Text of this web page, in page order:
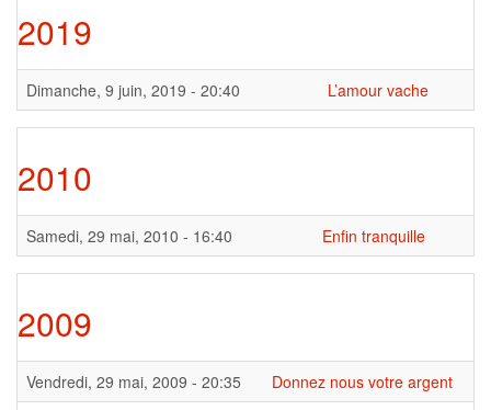
2019
Dimanche, 9 juin, 2019 - 20:40 L’amour vache
2010
Samedi, 29 mai, 2010 - 16:40 Enfin tranquille
2009
Vendredi, 29 mai, 2009 - 20:35
Donnez nous votre argent